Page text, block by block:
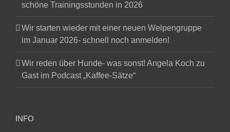
schöne Trainingsstunden in 2026
Wir starten wieder mit einer neuen Welpengruppe
im Januar 2026- schnell noch anmelden!
Wir reden über Hunde- was sonst! Angela Koch zu
Gast im Podcast „Kaffee-Sätze“
INFO